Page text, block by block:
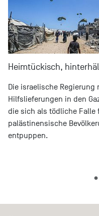
Heimtückisch,
Die israelische Regierung
Hilfslieferungen in den
die sich als tödliche Falle
palästinensische
entpuppen.